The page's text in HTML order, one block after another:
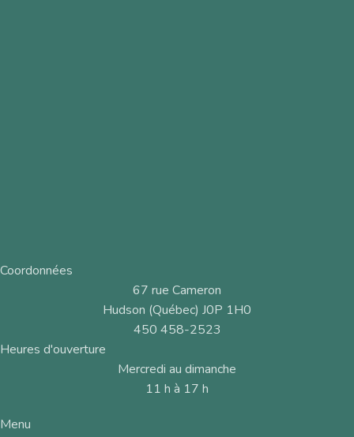
Coordonnées
67 rue Cameron
Hudson (Québec) J0P 1H0
450 458-2523
Heures d'ouverture
Mercredi au dimanche
11 h à 17 h
Menu